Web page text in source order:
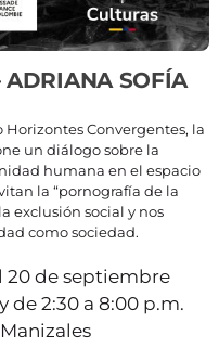
SOFÍA
Convergentes, la
un diálogo sobre la
humana en el espacio
la “pornografía de la
exclusión social y nos
como sociedad.
20 de septiembre
de 2:30 a 8:00 p.m.